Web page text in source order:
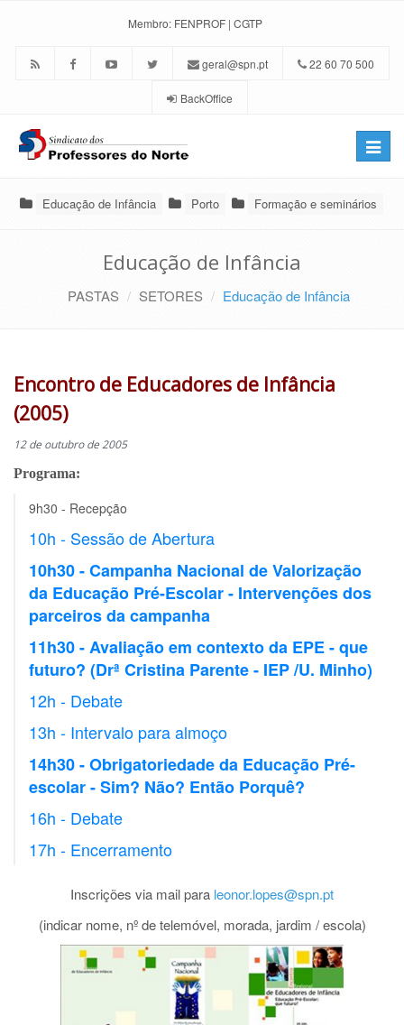
Membro: FENPROF | CGTP
geral@spn.pt 22 60 70 500
BackOffice
Toggle
Educação de Infância Porto Formação e seminários
Educação de Infância
PASTAS SETORES Educação de Infância
Encontro de Educadores de Infância
(2005)
12 de outubro de 2005
Programa:
9h30 - Recepção
10h - Sessão de Abertura
10h30 - Campanha Nacional de Valorização
da Educação Pré-Escolar - Intervenções dos
parceiros da campanha
11h30 - Avaliação em contexto da EPE - que
futuro? (Drª Cristina Parente - IEP /U. Minho)
12h - Debate
13h - Intervalo para almoço
14h30 - Obrigatoriedade da Educação Pré-
escolar - Sim? Não? Então Porquê?
16h - Debate
17h - Encerramento
Inscrições via mail para leonor.lopes@spn.pt
(indicar nome, nº de telemóvel, morada, jardim / escola)